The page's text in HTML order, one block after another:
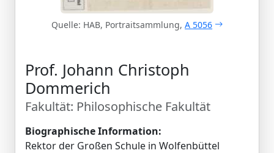
Quelle: HAB, Portraitsammlung,A 5056
Prof. Johann Christoph
Dommerich
Fakultät: Philosophische Fakultät
Biographische Information:
Rektor der Großen Schule in Wolfenbüttel